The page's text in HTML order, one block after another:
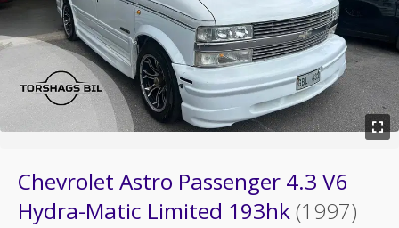
Chevrolet Astro Passenger 4.3 V6
Hydra-Matic Limited 193hk(1997)